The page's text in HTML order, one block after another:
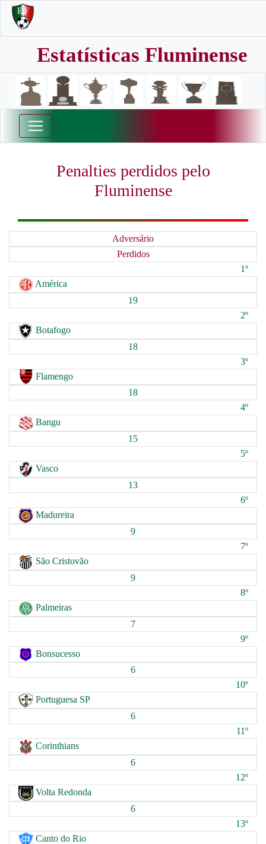
Estatísticas Fluminense
Penalties perdidos pelo
Fluminense
Adversário
Perdidos
1º
América
19
2º
Botafogo
18
3º
Flamengo
18
4º
Bangu
15
5º
Vasco
13
6º
Madureira
9
7º
São Cristovão
9
8º
Palmeiras
7
9º
Bonsucesso
6
10º
Portuguesa SP
6
11º
Corinthians
6
12º
Volta Redonda
6
13º
Canto do Rio